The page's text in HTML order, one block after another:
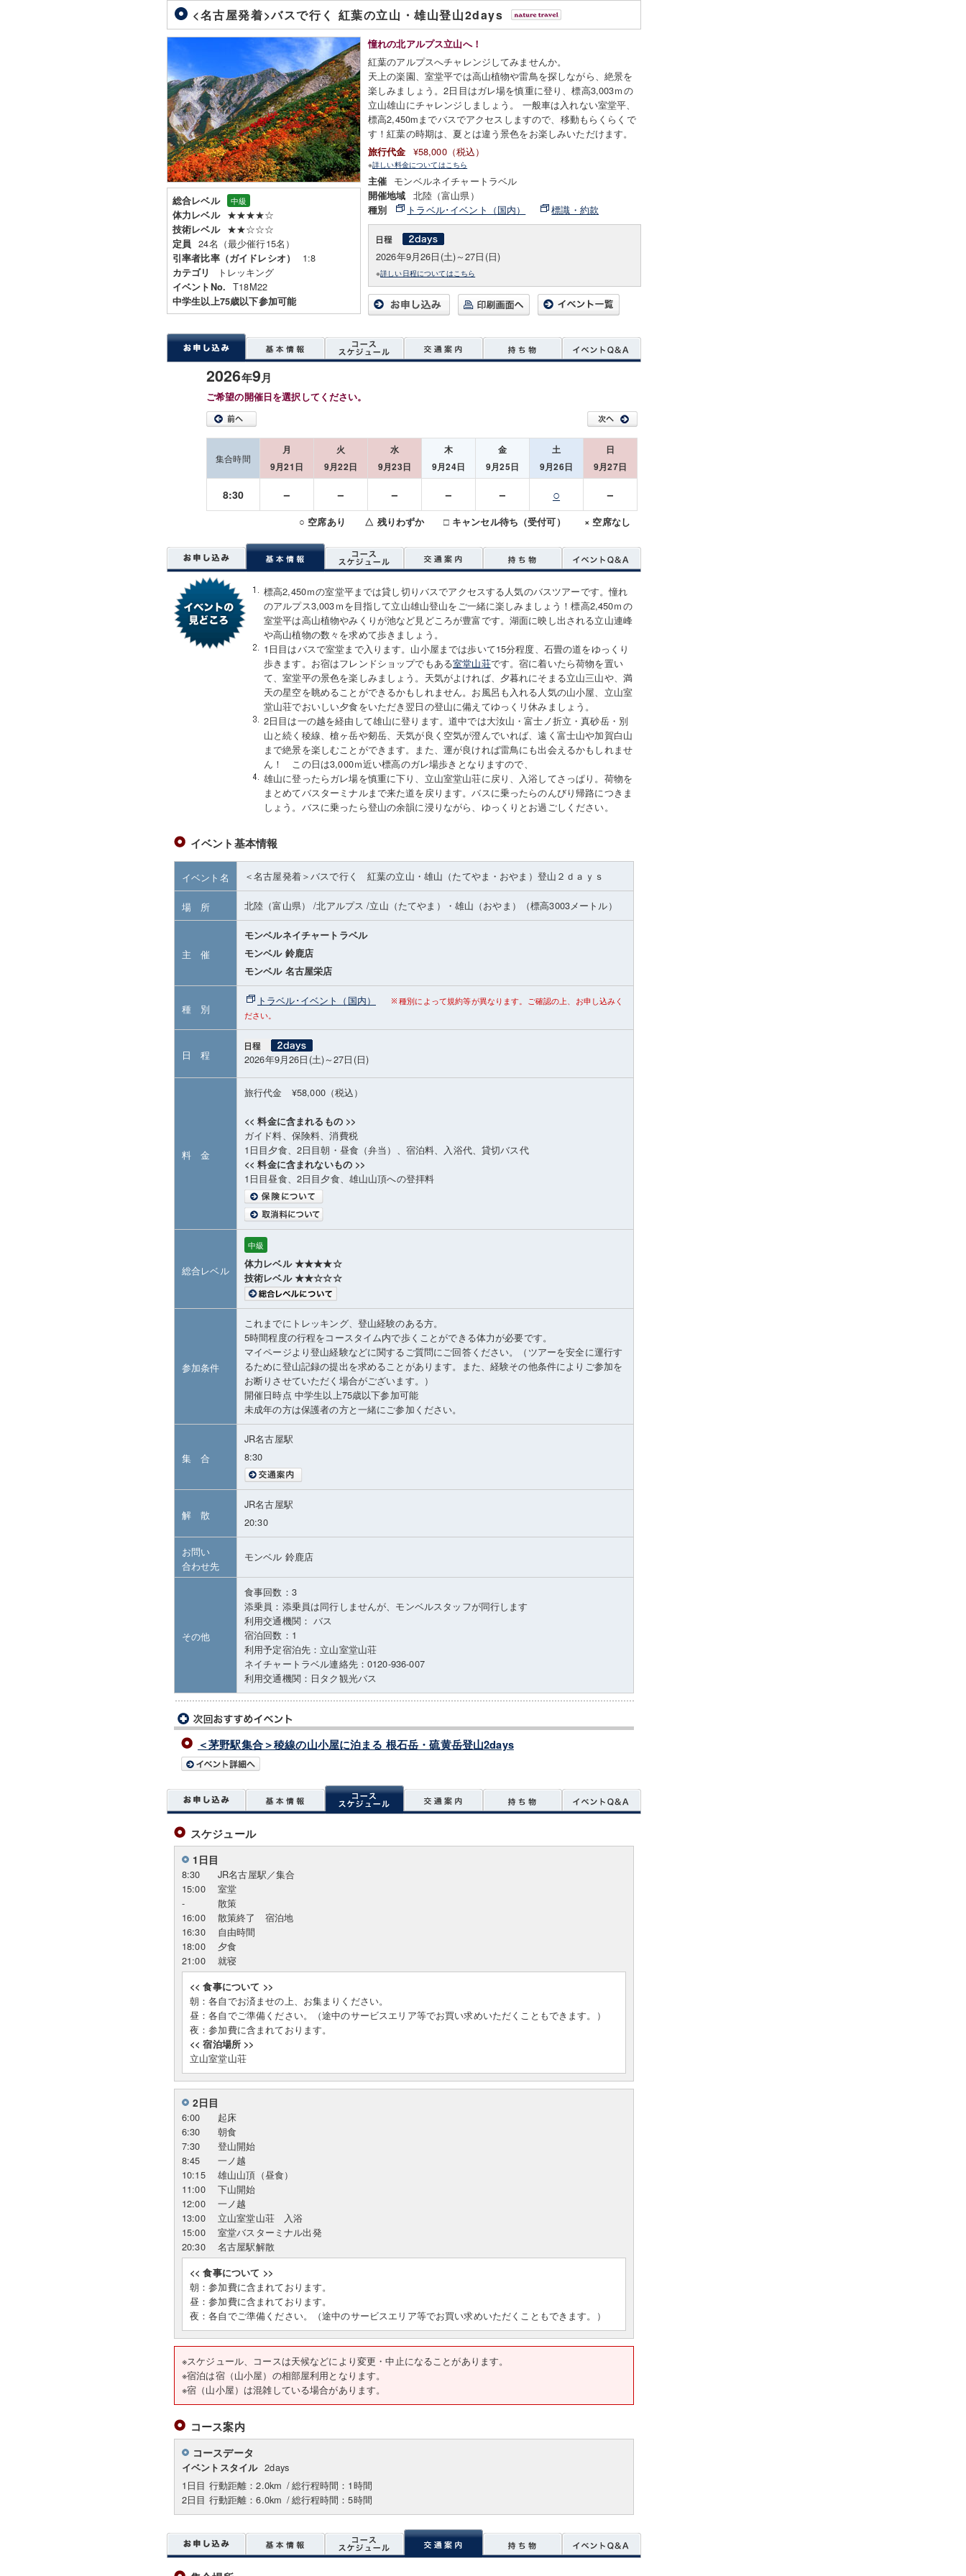
<名古屋発着>バスで行く 紅葉の立山・雄山登山2days
総合レベル 中級
体力レベル ★★★★☆
技術レベル ★★☆☆☆
定員 24名（最少催行15名）
引率者比率（ガイドレシオ） 1:8
カテゴリ トレッキング
イベントNo. T18M22
中学生以上75歳以下参加可能
憧れの北アルプス立山へ！
紅葉のアルプスへチャレンジしてみませんか。
天上の楽園、室堂平では高山植物や雷鳥を探しながら、絶景を
楽しみましょう。2日目はガレ場を慎重に登り、標高3,003ｍの
立山雄山にチャレンジしましょう。 一般車は入れない室堂平、
標高2,450mまでバスでアクセスしますので、移動もらくらくで
す！紅葉の時期は、夏とは違う景色をお楽しみいただけます。
旅行代金 ¥58,000（税込）
※詳しい料金についてはこちら
主催 モンベルネイチャートラベル
開催地域 北陸（富山県）
種別 トラベル･イベント（国内） 標識・約款
2026年9月26日(土)～27日(日)
※詳しい日程についてはこちら
2026年9月
ご希望の開催日を選択してください。
集合時間
月
9月21日
火
9月22日
水
9月23日
木
9月24日
金
9月25日
土
9月26日
日
9月27日
8:30 － － － － － ○ －
○ 空席あり △ 残りわずか □ キャンセル待ち（受付可） × 空席なし
標高2,450ｍの室堂平までは貸し切りバスでアクセスする人気のバスツアーです。憧れ
のアルプス3,003ｍを目指して立山雄山登山をご一緒に楽しみましょう！標高2,450ｍの
室堂平は高山植物やみくりが池など見どころが豊富です。湖面に映し出される立山連峰
や高山植物の数々を求めて歩きましょう。
1日目はバスで室堂まで入ります。山小屋までは歩いて15分程度、石畳の道をゆっくり
歩きます。お宿はフレンドショップでもある室堂山荘です。宿に着いたら荷物を置い
て、室堂平の景色を楽しみましょう。天気がよければ、夕暮れにそまる立山三山や、満
天の星空を眺めることができるかもしれません。お風呂も入れる人気の山小屋、立山室
堂山荘でおいしい夕食をいただき翌日の登山に備えてゆっくリ休みましょう。
2日目は一の越を経由して雄山に登ります。道中では大汝山・富士ノ折立・真砂岳・別
山と続く稜線、槍ヶ岳や剱岳、天気が良く空気が澄んでいれば、遠く富士山や加賀白山
まで絶景を楽しむことができます。また、運が良ければ雷鳥にも出会えるかもしれませ
ん！ この日は3,000ｍ近い標高のガレ場歩きとなりますので、
雄山に登ったらガレ場を慎重に下り、立山室堂山荘に戻り、入浴してさっぱり。荷物を
まとめてバスターミナルまで来た道を戻ります。バスに乗ったらのんびり帰路につきま
しょう。バスに乗ったら登山の余韻に浸りながら、ゆっくりとお過ごしください。
イベント基本情報
イベント名 ＜名古屋発着＞バスで行く 紅葉の立山・雄山（たてやま・おやま）登山２ｄａｙｓ
場 所 北陸（富山県） /北アルプス /立山（たてやま）・雄山（おやま） （標高3003メートル）
主 催
モンベルネイチャートラベル
モンベル 鈴鹿店
モンベル 名古屋栄店
種 別
トラベル･イベント（国内）
種別によって規約等が異なります。ご確認の上、お申し込みく
ださい。
日 程 2026年9月26日(土)～27日(日)
料 金
旅行代金 ¥58,000（税込）
<< 料金に含まれるもの >>
ガイド料、保険料、消費税
1日目夕食、2日目朝・昼食（弁当）、宿泊料、入浴代、貸切バス代
<< 料金に含まれないもの >>
1日目昼食、2日目夕食、雄山山頂への登拝料
総合レベル
中級
体力レベル ★★★★☆
技術レベル ★★☆☆☆
参加条件
これまでにトレッキング、登山経験のある方。
5時間程度の行程をコースタイム内で歩くことができる体力が必要です。
マイページより登山経験などに関するご質問にご回答ください。（ツアーを安全に運行す
るために登山記録の提出を求めることがあります。また、経験その他条件によりご参加を
お断りさせていただく場合がございます。）
開催日時点 中学生以上75歳以下参加可能
未成年の方は保護者の方と一緒にご参加ください。
集 合
JR名古屋駅
8:30
解 散
JR名古屋駅
20:30
お問い
合わせ先
モンベル 鈴鹿店
その他
食事回数：3
添乗員：添乗員は同行しませんが、モンベルスタッフが同行します
利用交通機関： バス
宿泊回数：1
利用予定宿泊先：立山室堂山荘
ネイチャートラベル連絡先：0120-936-007
利用交通機関：日タク観光バス
＜茅野駅集合＞稜線の山小屋に泊まる 根石岳・硫黄岳登山2days
スケジュール
1日目
8:30
JR名古屋駅／集合
15:00
室堂
-
散策
16:00
散策終了 宿泊地
16:30
自由時間
18:00
夕食
21:00
就寝
<< 食事について >>
朝：各自でお済ませの上、お集まりください。
昼：各自でご準備ください。（途中のサービスエリア等でお買い求めいただくこともできます。）
夜：参加費に含まれております。
<< 宿泊場所 >>
立山室堂山荘
2日目
6:00
起床
6:30
朝食
7:30
登山開始
8:45
一ノ越
10:15
雄山山頂（昼食）
11:00
下山開始
12:00
一ノ越
13:00
立山室堂山荘 入浴
15:00
室堂バスターミナル出発
20:30
名古屋駅解散
<< 食事について >>
朝：参加費に含まれております。
昼：参加費に含まれております。
夜：各自でご準備ください。（途中のサービスエリア等でお買い求めいただくこともできます。）
※スケジュール、コースは天候などにより変更・中止になることがあります。
※宿泊は宿（山小屋）の相部屋利用となります。
※宿（山小屋）は混雑している場合があります。
コース案内
コースデータ
イベントスタイル 2days
1日目 行動距離：2.0km /総行程時間：1時間
2日目 行動距離：6.0km /総行程時間：5時間